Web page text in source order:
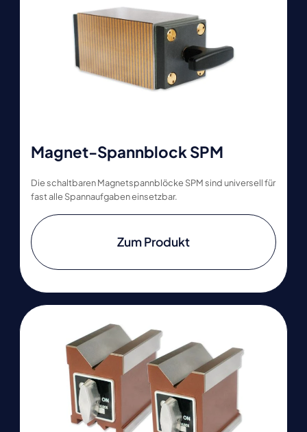
Magnet-Spannblock SPM
Die schaltbaren Magnetspannblöcke SPM sind universell für
fast alle Spannaufgaben einsetzbar.
Zum Produkt